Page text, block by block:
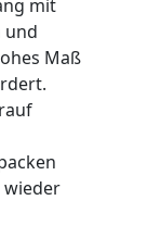
mit
und
Maß